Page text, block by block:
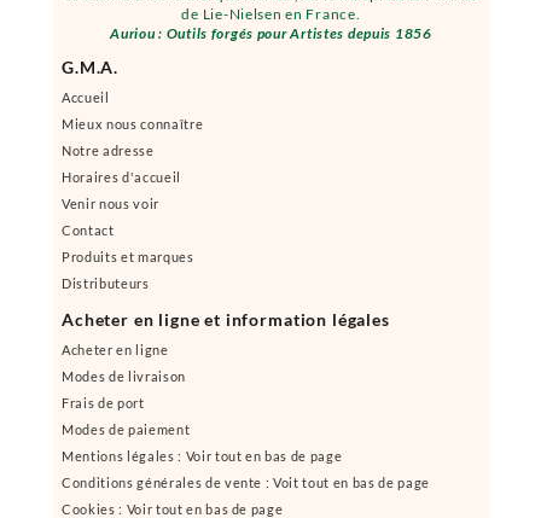
de Lie-Nielsen en France.
Auriou : Outils forgés pour Artistes depuis 1856
G.M.A.
Accueil
Mieux nous connaître
Notre adresse
Horaires d'accueil
Venir nous voir
Contact
Produits et marques
Distributeurs
Acheter en ligne et information légales
Acheter en ligne
Modes de livraison
Frais de port
Modes de paiement
Mentions légales : Voir tout en bas de page
Conditions générales de vente : Voit tout en bas de page
Cookies : Voir tout en bas de page